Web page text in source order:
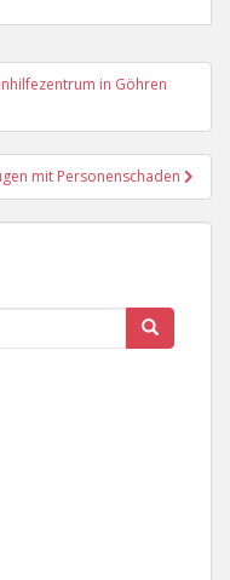
in Göhren
mit Personenschaden